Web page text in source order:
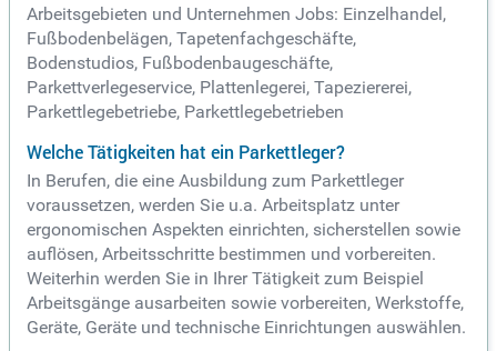
Arbeitsgebieten und Unternehmen Jobs: Einzelhandel,
Fußbodenbelägen, Tapetenfachgeschäfte,
Bodenstudios, Fußbodenbaugeschäfte,
Parkettverlegeservice, Plattenlegerei, Tapeziererei,
Parkettlegebetriebe, Parkettlegebetrieben
Welche Tätigkeiten hat ein Parkettleger?
In Berufen, die eine Ausbildung zum Parkettleger
voraussetzen, werden Sie u.a. Arbeitsplatz unter
ergonomischen Aspekten einrichten, sicherstellen sowie
auflösen, Arbeitsschritte bestimmen und vorbereiten.
Weiterhin werden Sie in Ihrer Tätigkeit zum Beispiel
Arbeitsgänge ausarbeiten sowie vorbereiten, Werkstoffe,
Geräte, Geräte und technische Einrichtungen auswählen.